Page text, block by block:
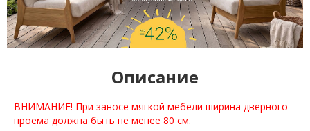
Описание
ВНИМАНИЕ! При заносе мягкой мебели ширина дверного
проема должна быть не менее 80 см.